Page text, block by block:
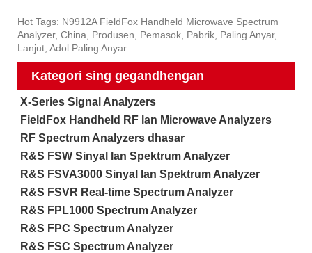
Hot Tags: N9912A FieldFox Handheld Microwave Spectrum
Analyzer, China, Produsen, Pemasok, Pabrik, Paling Anyar,
Lanjut, Adol Paling Anyar
Kategori sing gegandhengan
X-Series Signal Analyzers
FieldFox Handheld RF lan Microwave Analyzers
RF Spectrum Analyzers dhasar
R&S FSW Sinyal lan Spektrum Analyzer
R&S FSVA3000 Sinyal lan Spektrum Analyzer
R&S FSVR Real-time Spectrum Analyzer
R&S FPL1000 Spectrum Analyzer
R&S FPC Spectrum Analyzer
R&S FSC Spectrum Analyzer